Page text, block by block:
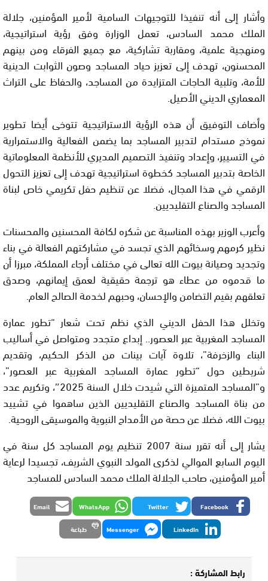
وأشار إلى أنه تنفيذا للتوجيهات السامية لأمير المؤمنين، جلالة
الملك محمد السادس، تعمل الوزارة وفق رؤية استراتيجية،
ومنهجية علمية، ومقاربة تشاركية، مع جميع الفرقاء ومن بينهم
المحسنون، تهدف إلى تعزيز حياد المساجد وصون الثوابت الدينية
للأمة، وتلبية الحاجات المتزايدة من المساجد، والحفاظ على التراث
المعماري الديني الأصيل.
وأضاف التوفيق أن هذه الرؤية الاستراتيجية تتوخى أيضا تطوير
نموذج مستدام لتدبير المساجد بما يضمن الفعالية والاستمرارية
في التسيير، وإعداد وتنفيذ التصميم المديري للأنظمة المعلوماتية
الخاصة بتدبير المساجد كخطوة استراتيجية تهدف إلى تعزيز التحول
الرقمي في هذا المجال، فضلا عن تنظيم حفل تكريمي خاص لبناة
المساجد والصناع التقليديين.
وأعرب الوزير بهذه المناسبة عن شكره لكافة المحسنين والمحسنات
نظير كرمهم وسخائهم الذي تجسد في مشاركتهم الفعالة في بناء
وتجديد وصيانة بيوت الله تعالى في مختلف أرجاء المملكة، مبرزا أن
ما قدموه من عطاء هو ترجمة حقيقية لعمق إيمانهم، وصدق
تعلقهم بقيم التضامن والإحسان، وحبهم لخدمة الصالح العام.
وتخلل هذا الحفل الديني الذي نظم تحت شعار “تطور عمارة
المساجد المغربية عبر العصور.. إبداع متجدد ومتواصل في أساليب
البناء والزخرفة”، تلاوة آيات بينات من الذكر الحكيم، وتقديم
شريطين حول “تطور عمارة المساجد المغربية عبر العصور”،
و”المساجد المتميزة التي شيدت خلال السنة 2025″، وتكريم عدد
من بناة المساجد والصناع التقليديين الذين ساهموا في تشييد
بيوت الله، فضلا عن حصة من الأمداح النبوية والموسيقى الروحية.
يشار إلى أنه تقرر سنة 2007 تنظيم يوم المساجد كل سنة في
اليوم السابع الموالي لذكرى المولد النبوي الشريف، تجسيدا لرعاية
أمير المؤمنين، صاحب الجلالة الملك محمد السادس للمساجد
Facebook
Twitter
WhatsApp
Email
LinkedIn
Messenger طباعة
رابط المشاركة :